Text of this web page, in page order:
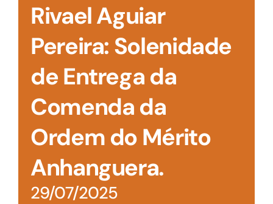
Rivael Aguiar
Pereira: Solenidade
de Entrega da
Comenda da
Ordem do Mérito
Anhanguera.
29/07/2025